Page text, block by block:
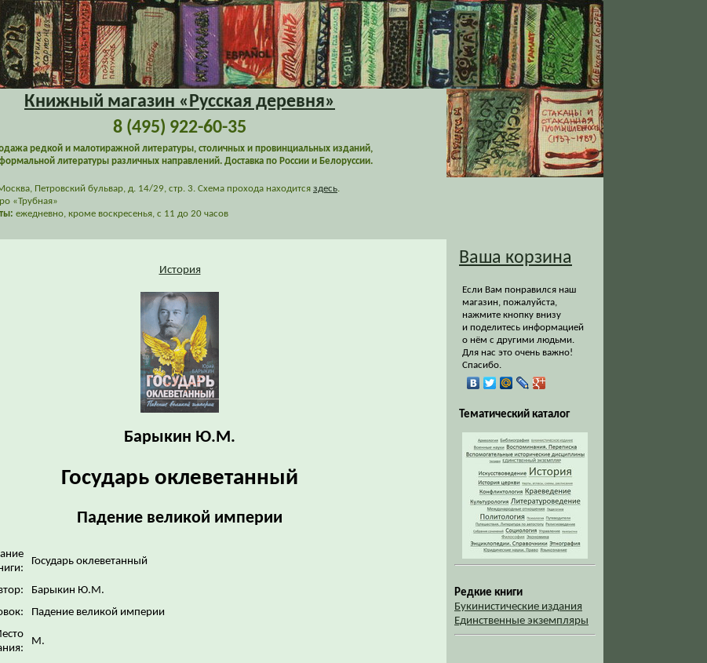
Книжный магазин «Русская деревня»
8 (495) 922-60-35
редкой и малотиражной литературы, столичных и провинциальных изданий,
литературы различных направлений. Доставка по России и Белоруссии.
Петровский бульвар, д. 14/29, стр. 3. Схема прохода находится здесь.
«Трубная»
ежедневно, кроме воскресенья, с 11 до 20 часов
История
Барыкин Ю.М.
Государь оклеветанный
Падение великой империи
Государь оклеветанный
Барыкин Ю.М.
Падение великой империи
М.
Ваша корзина
Если Вам понравился наш
магазин, пожалуйста,
нажмите кнопку внизу
и поделитесь информацией
о нём с другими людьми.
Для нас это очень важно!
Спасибо.
Тематический каталог
Редкие книги
Букинистические издания
Единственные экземпляры